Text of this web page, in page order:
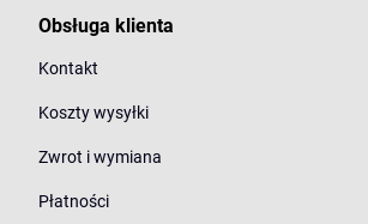
Obsługa klienta
Kontakt
Koszty wysyłki
Zwrot i wymiana
Płatności